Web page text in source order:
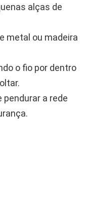
alças de
metal ou madeira
o fio por dentro
a rede